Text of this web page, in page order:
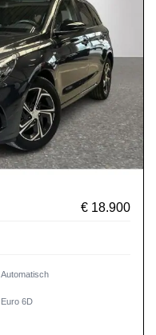
€ 18.900
Automatisch
Euro 6D